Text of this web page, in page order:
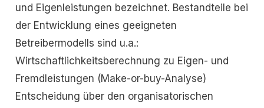
und Eigenleistungen bezeichnet. Bestandteile bei
der Entwicklung eines geeigneten
Betreibermodells sind u.a.:
Wirtschaftlichkeitsberechnung zu Eigen- und
Fremdleistungen (Make-or-buy-Analyse)
Entscheidung über den organisatorischen